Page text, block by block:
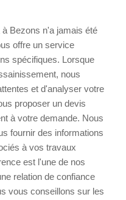
Bezons n'a jamais été
offre un service
spécifiques. Lorsque
nous
et d'analyser votre
proposer un devis
à votre demande. Nous
fournir des informations
à vos travaux
est l'une de nos
relation de confiance
vous conseillons sur les